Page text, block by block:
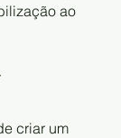
ao
criar um